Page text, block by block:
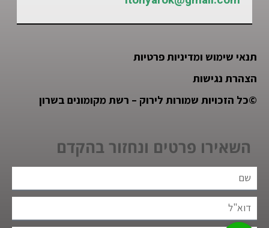
תנאי שימוש ומדיניות פרטיות
הצהרת נגישות
©כל הזכויות שמורות לירוק – רשת מקומונים בשרון
השאירו פרטים ונחזור בהקדם